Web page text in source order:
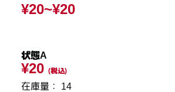
¥20~¥20
状態A
¥20 (税込)
在庫量： 14